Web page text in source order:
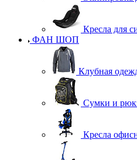
Кресла для
ФАН ШОП
Клубная
Сумки и
Кресла